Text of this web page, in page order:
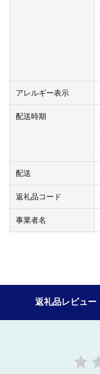
アレルギー表示
配送時期
配送
返礼品コード
事業者名
返礼品レビュー